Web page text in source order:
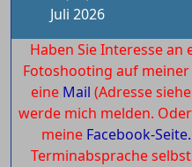
Juli 2026
Haben Sie Interesse
Fotoshooting auf meiner
eine Mail (Adresse
werde mich melden.
meine Facebook-Seite.
Terminabsprache